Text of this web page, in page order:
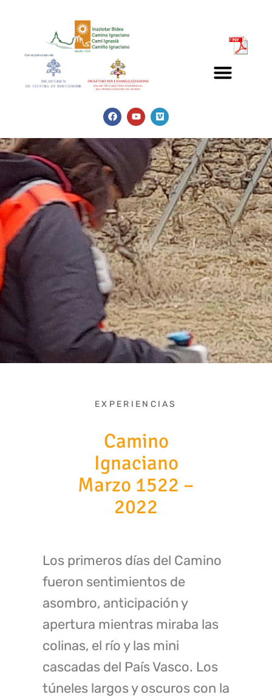
EXPERIENCIAS
Camino
Ignaciano
Marzo 1522 –
2022
Los primeros días del Camino
fueron sentimientos de
asombro, anticipación y
apertura mientras miraba las
colinas, el río y las mini
cascadas del País Vasco. Los
túneles largos y oscuros con la